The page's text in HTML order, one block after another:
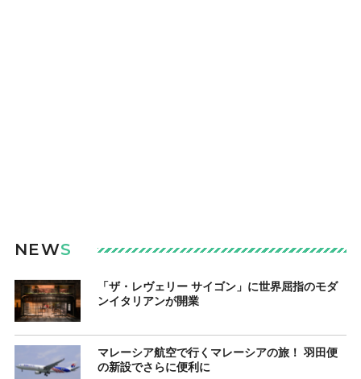
NEWS
「ザ・レヴェリー サイゴン」に世界屈指のモダ
ンイタリアンが開業
マレーシア航空で行くマレーシアの旅！ 羽田便
の新設でさらに便利に